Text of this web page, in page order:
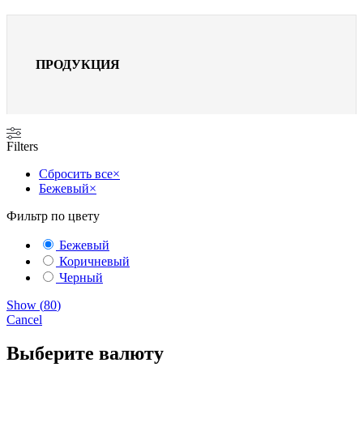
ПРОДУКЦИЯ
Filters
Сбросить все×
Бежевый×
Фильтр по цвету
Бежевый
Коричневый
Черный
Show (80)
Cancel
Выберите валюту